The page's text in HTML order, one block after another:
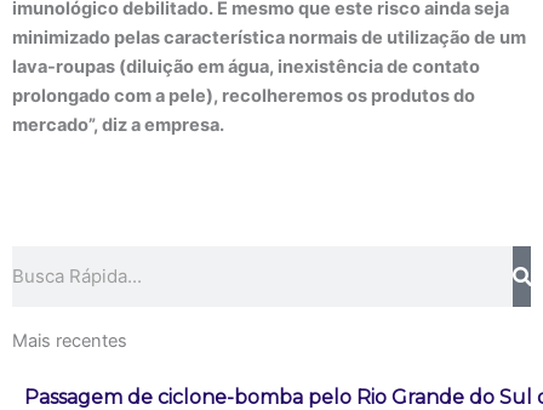
imunológico debilitado. E mesmo que este risco ainda seja
minimizado pelas característica normais de utilização de um
lava-roupas (diluição em água, inexistência de contato
prolongado com a pele), recolheremos os produtos do
mercado”, diz a empresa.
Mais recentes
Passagem de ciclone-bomba pelo Rio Grande do